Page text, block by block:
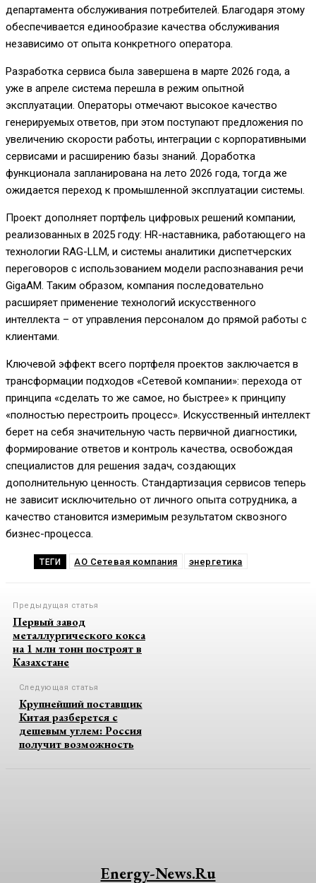
департамента обслуживания потребителей. Благодаря этому
обеспечивается единообразие качества обслуживания
независимо от опыта конкретного оператора.
Разработка сервиса была завершена в марте 2026 года, а
уже в апреле система перешла в режим опытной
эксплуатации. Операторы отмечают высокое качество
генерируемых ответов, при этом поступают предложения по
увеличению скорости работы, интеграции с корпоративными
сервисами и расширению базы знаний. Доработка
функционала запланирована на лето 2026 года, тогда же
ожидается переход к промышленной эксплуатации системы.
Проект дополняет портфель цифровых решений компании,
реализованных в 2025 году: HR-наставника, работающего на
технологии RAG-LLM, и системы аналитики диспетчерских
переговоров с использованием модели распознавания речи
GigaAM. Таким образом, компания последовательно
расширяет применение технологий искусственного
интеллекта – от управления персоналом до прямой работы с
клиентами.
Ключевой эффект всего портфеля проектов заключается в
трансформации подходов «Сетевой компании»: перехода от
принципа «сделать то же самое, но быстрее» к принципу
«полностью перестроить процесс». Искусственный интеллект
берет на себя значительную часть первичной диагностики,
формирование ответов и контроль качества, освобождая
специалистов для решения задач, создающих
дополнительную ценность. Стандартизация сервисов теперь
не зависит исключительно от личного опыта сотрудника, а
качество становится измеримым результатом сквозного
бизнес-процесса.
ТЕГИ АО Сетевая компания энергетика
Предыдущая статья
Первый завод
металлургического кокса
на 1 млн тонн построят в
Казахстане
Следующая статья
Крупнейший поставщик
Китая разберется с
дешевым углем: Россия
получит возможность
Energy-News.ru